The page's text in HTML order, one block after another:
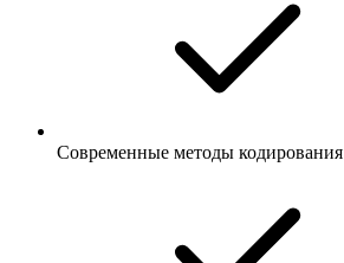
Современные методы кодирования